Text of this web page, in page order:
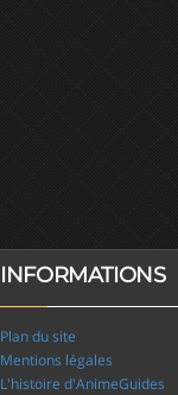
INFORMATIONS
Plan du site
Mentions légales
L'histoire d'AnimeGuides